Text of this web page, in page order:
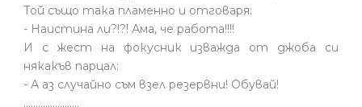
Той също така пламенно и отговаря:
- Наистина ли?!?! Ама, че работа!!!!
И с жест на фокусник изважда от джоба си
някакъв парцал:
- А аз случайно съм взел резервни! Обувай!
.......................